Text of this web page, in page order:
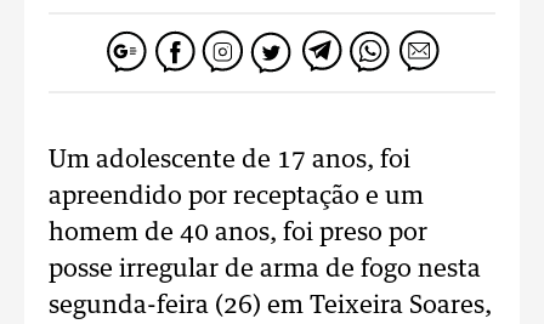
Um adolescente de 17 anos, foi
apreendido por receptação e um
homem de 40 anos, foi preso por
posse irregular de arma de fogo nesta
segunda-feira (26) em Teixeira Soares,